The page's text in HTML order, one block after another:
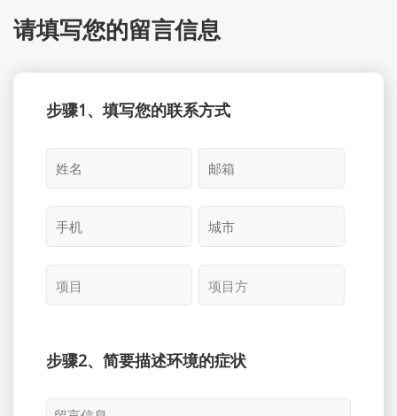
请填写您的留言信息
步骤1、填写您的联系方式
步骤2、简要描述环境的症状